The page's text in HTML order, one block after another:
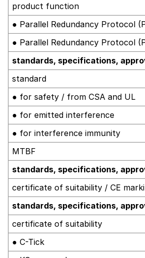
product function
● Parallel Redundancy Protocol
● Parallel Redundancy Protocol
standards, specifications,
standard
● for safety / from CSA and UL
● for emitted interference
● for interference immunity
MTBF
standards, specifications,
certificate of suitability / CE
standards, specifications,
certificate of suitability
● C-Tick